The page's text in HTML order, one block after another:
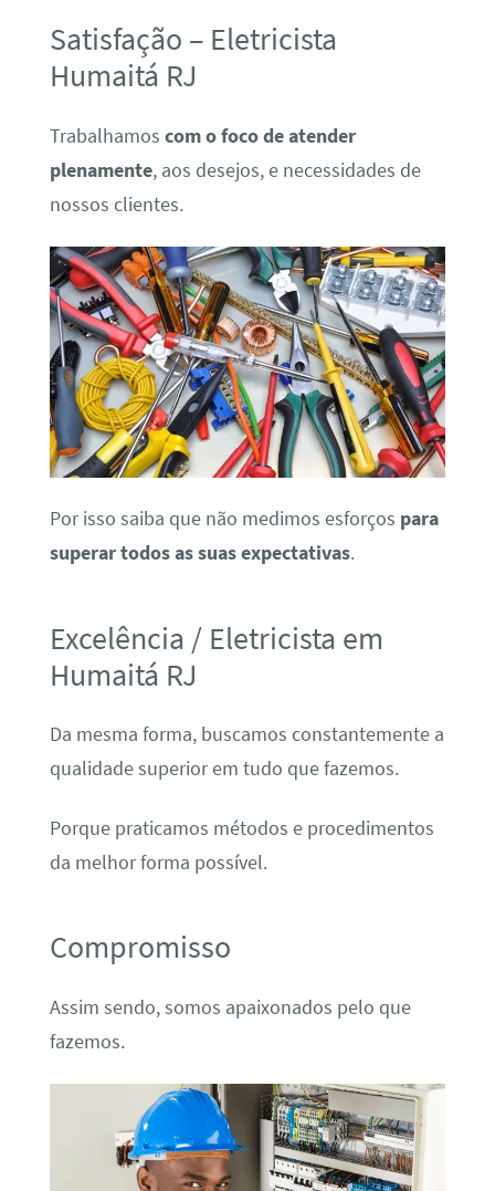
Satisfação – Eletricista
Humaitá RJ
Trabalhamos com o foco de atender
plenamente, aos desejos, e necessidades de
nossos clientes.
Por isso saiba que não medimos esforços para
superar todos as suas expectativas.
Excelência / Eletricista em
Humaitá RJ
Da mesma forma, buscamos constantemente a
qualidade superior em tudo que fazemos.
Porque praticamos métodos e procedimentos
da melhor forma possível.
Compromisso
Assim sendo, somos apaixonados pelo que
fazemos.